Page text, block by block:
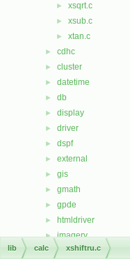
► xsqrt.c
► xsub.c
► xtan.c
► cdhc
► cluster
► datetime
► db
► display
► driver
► dspf
► external
► gis
► gmath
► gpde
► htmldriver
► imagery
► init
lib calc xshiftru.c